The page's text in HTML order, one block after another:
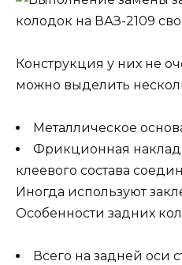
Конструкция у них не
можно выделить
Металлическое
Фрикционная
клеевого состава
Иногда используют
Особенности задних
Всего на задней оси